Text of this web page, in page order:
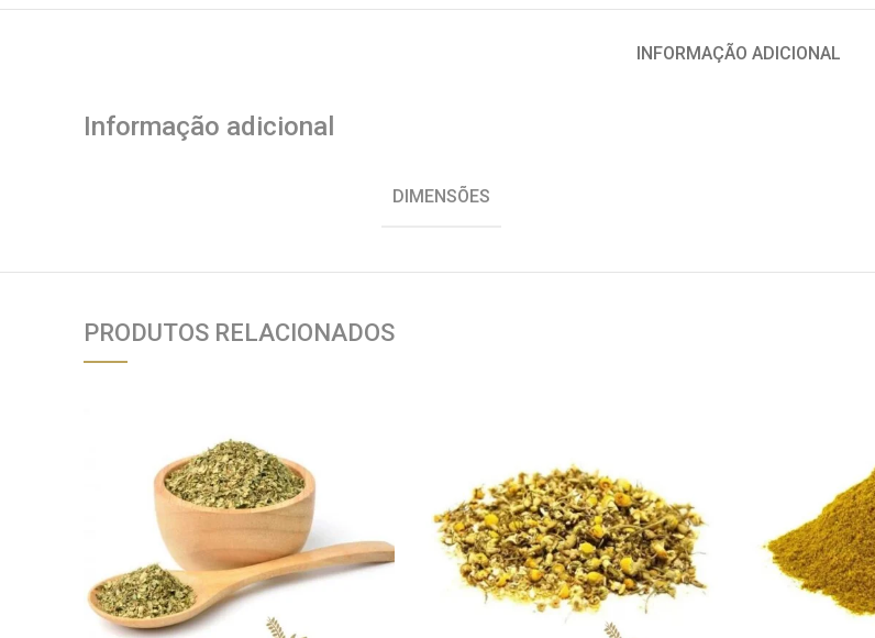
INFORMAÇÃO ADICIONAL
Informação adicional
DIMENSÕES
PRODUTOS RELACIONADOS